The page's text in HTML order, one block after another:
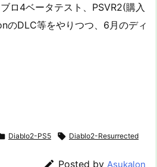
ロ4ベータテスト、PSVR2(購入
のDLC等をやりつつ、6月のディ
Diablo2-PS5  Diablo2-Resurrected
 Posted by Asukalon